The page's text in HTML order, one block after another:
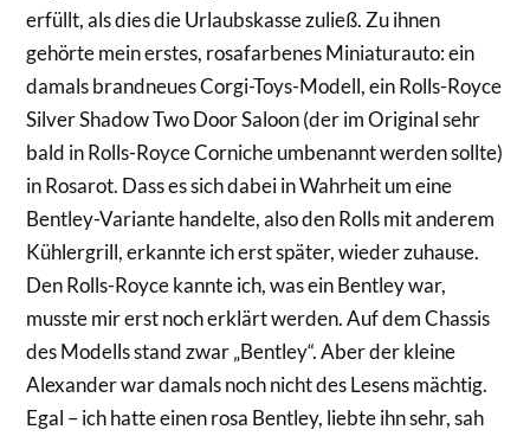
erfüllt, als dies die Urlaubskasse zuließ. Zu ihnen
gehörte mein erstes, rosafarbenes Miniaturauto: ein
damals brandneues Corgi-Toys-Modell, ein Rolls-Royce
Silver Shadow Two Door Saloon (der im Original sehr
bald in Rolls-Royce Corniche umbenannt werden sollte)
in Rosarot. Dass es sich dabei in Wahrheit um eine
Bentley-Variante handelte, also den Rolls mit anderem
Kühlergrill, erkannte ich erst später, wieder zuhause.
Den Rolls-Royce kannte ich, was ein Bentley war,
musste mir erst noch erklärt werden. Auf dem Chassis
des Modells stand zwar „Bentley“. Aber der kleine
Alexander war damals noch nicht des Lesens mächtig.
Egal – ich hatte einen rosa Bentley, liebte ihn sehr, sah